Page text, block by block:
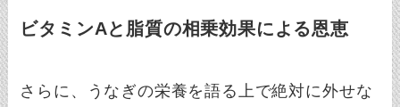
ビタミンAと脂質の相乗効果による恩恵
さらに、うなぎの栄養を語る上で絶対に外せな